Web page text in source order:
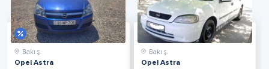
Bakı ş.
Opel Astra
Bakı ş.
Opel Astra